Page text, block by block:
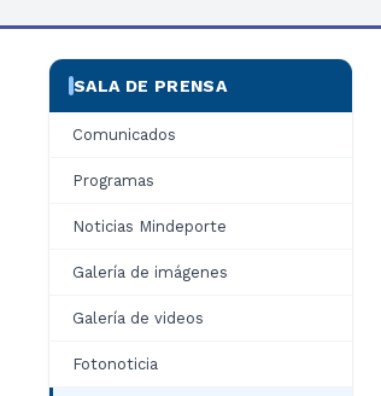
SALA DE PRENSA
Comunicados
Programas
Noticias Mindeporte
Galería de imágenes
Galería de videos
Fotonoticia